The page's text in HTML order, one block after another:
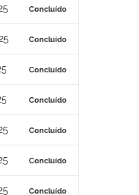
Concluído
Concluído
Concluído
Concluído
Concluído
Concluído
Concluído